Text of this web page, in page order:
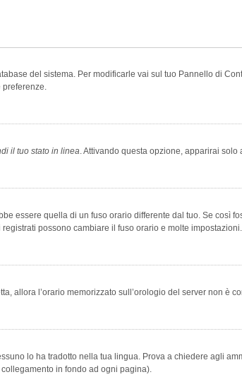
del sistema. Per modificarle vai sul tuo Pannello di
preferenze.
il tuo stato in linea. Attivando questa opzione, apparirai solo
essere quella di un fuso orario differente dal tuo. Se
possono cambiare il fuso orario e molte impostazioni.
allora l’orario memorizzato sull’orologio del server non è
lo ha tradotto nella tua lingua. Prova a chiedere agli
in fondo ad ogni pagina).